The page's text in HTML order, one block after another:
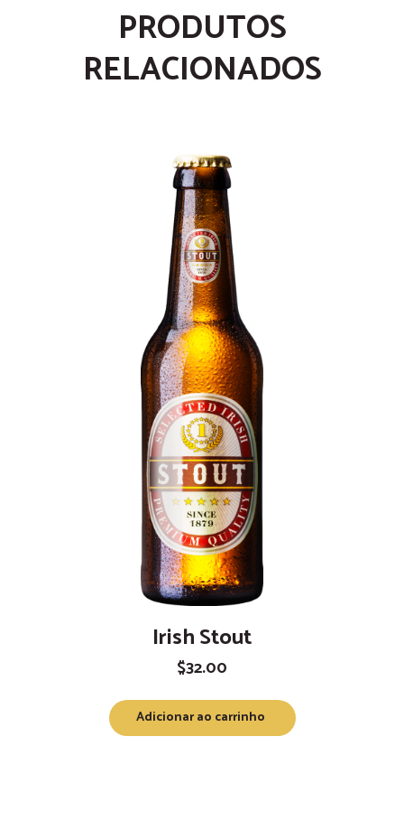
PRODUTOS
RELACIONADOS
Irish Stout
$32.00
Adicionar ao carrinho